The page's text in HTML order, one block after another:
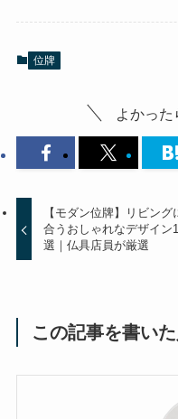
位牌
よかった
【モダン位牌】リビング
合うおしゃれなデザイン
選｜仏具店員が厳選
この記事を書い